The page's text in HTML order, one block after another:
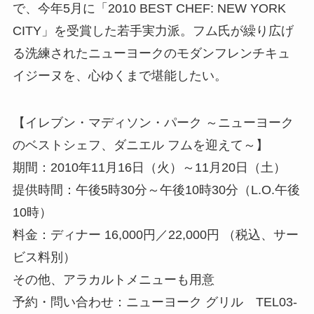
で、今年5月に「2010 BEST CHEF: NEW YORK
CITY」を受賞した若手実力派。フム氏が繰り広げ
る洗練されたニューヨークのモダンフレンチキュ
イジーヌを、心ゆくまで堪能したい。
【イレブン・マディソン・パーク ～ニューヨーク
のベストシェフ、ダニエル フムを迎えて～】
期間：2010年11月16日（火）～11月20日（土）
提供時間：午後5時30分～午後10時30分（L.O.午後
10時）
料金：ディナー 16,000円／22,000円 （税込、サー
ビス料別）
その他、アラカルトメニューも用意
予約・問い合わせ：ニューヨーク グリル TEL03-